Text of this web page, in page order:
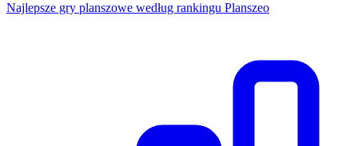
Najlepsze gry planszowe według rankingu Planszeo